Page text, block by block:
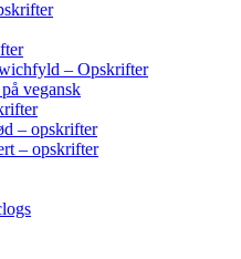
– Opskrifter
vegansk
– opskrifter
– opskrifter